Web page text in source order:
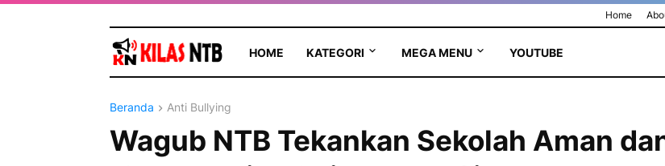
Home
HOME KATEGORI MEGA MENU YOUTUBE
Beranda Anti Bullying
Wagub NTB Tekankan Sekolah Aman